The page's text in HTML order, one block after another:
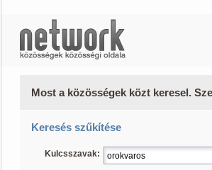
Most a közösségek közt keresel.
Keresés szűkítése
Kulcsszavak: